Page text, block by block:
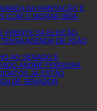
NA HABITAÇÃO E
COM O MORAR BEM-
FRENTE DA ELEIÇÃO
AGENDA DE JOÃO
AO SENADO É
ANDRÉ FERREIRA
JÁ ESTÃO
DE SENADOR